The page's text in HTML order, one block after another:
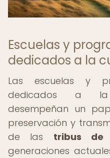
Escuelas y
dedicados a la
Las escuelas y
dedicados a
desempeñan un
preservación y
de las tribus de
generaciones